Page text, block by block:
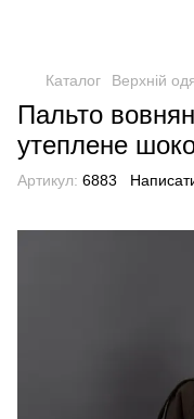
Каталог Верхній
Пальто
утеплене
Артикул: 6883